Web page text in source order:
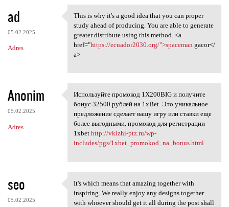
ad
05.02.2025
Adres
This is why it's a good idea
This is why it's a good idea that you can proper
study ahead of producing. You are able to generate
greater distribute using this method. <a
href="https://ecuador2030.org/">spaceman gacor</
a>
Anonim
05.02.2025
Adres
Используйте промокод 1X200BIG
Используйте промокод 1X200BIG и получите
бонус 32500 рублей на 1xBet. Это уникальное
предложение сделает вашу игру или ставки еще
более выгодными. промокод для регистрации
1xbet http://vkizhi-ptz.ru/wp-
includes/pgs/1xbet_promokod_na_bonus.html
seo
05.02.2025
It's which means that amazing
It's which means that amazing together with
inspiring. We really enjoy any designs together
with whoever should get it all during the post shall